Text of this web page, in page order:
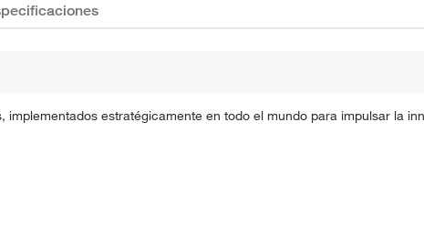
estratégicamente en todo el mundo para impulsar la